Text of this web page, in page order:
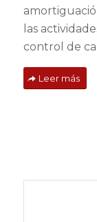
las
control de
Leer más